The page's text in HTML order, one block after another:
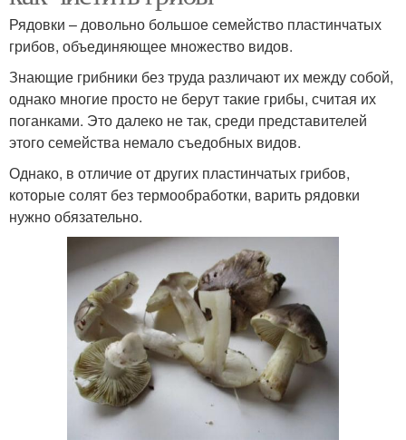
Рядовки – довольно большое семейство пластинчатых
грибов, объединяющее множество видов.
Знающие грибники без труда различают их между собой,
однако многие просто не берут такие грибы, считая их
поганками. Это далеко не так, среди представителей
этого семейства немало съедобных видов.
Однако, в отличие от других пластинчатых грибов,
которые солят без термообработки, варить рядовки
нужно обязательно.